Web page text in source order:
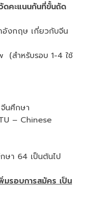
คะแนนกันที่ขั้นถัด
งกฤษ เกี่ยวกับจีน
(สำหรับรอบ 1-4 ใช้
นศึกษา
– Chinese
ษา 64 เป็นต้นไป
มรอบการสมัคร เป็น